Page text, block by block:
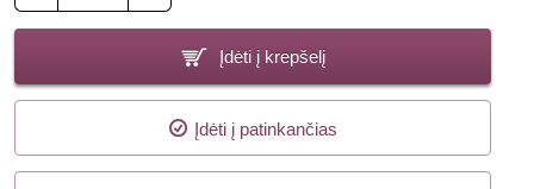
Įdėti į krepšelį
Įdėti į patinkančias